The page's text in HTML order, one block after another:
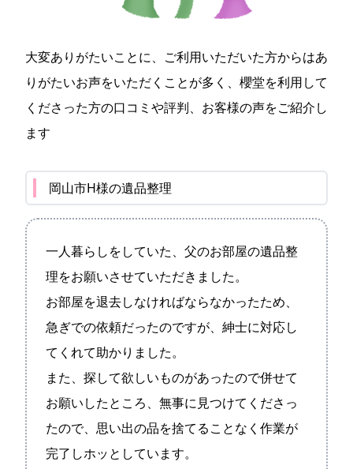
大変ありがたいことに、ご利用いただいた方からはあ
りがたいお声をいただくことが多く、櫻堂を利用して
くださった方の口コミや評判、お客様の声をご紹介し
ます
岡山市H様の遺品整理
一人暮らしをしていた、父のお部屋の遺品整
理をお願いさせていただきました。
お部屋を退去しなければならなかったため、
急ぎでの依頼だったのですが、紳士に対応し
てくれて助かりました。
また、探して欲しいものがあったので併せて
お願いしたところ、無事に見つけてくださっ
たので、思い出の品を捨てることなく作業が
完了しホッとしています。